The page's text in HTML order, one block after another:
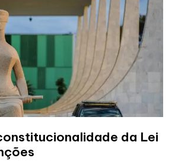
da Lei